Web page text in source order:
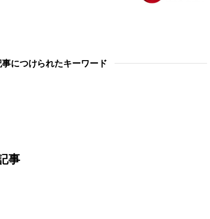
につけられたキーワード
事